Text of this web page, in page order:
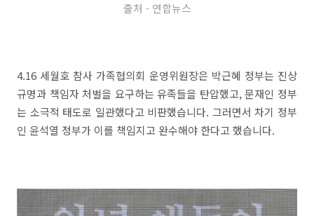
출처 - 연합뉴스
4.16 세월호 참사 가족협의회 운영위원장은 박근혜 정부는 진상
규명과 책임자 처벌을 요구하는 유족들을 탄압했고, 문재인 정부
는 소극적 태도로 일관했다고 비판했습니다. 그러면서 차기 정부
인 윤석열 정부가 이를 책임지고 완수해야 한다고 했습니다.